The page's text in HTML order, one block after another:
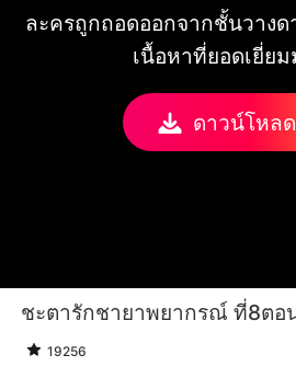
ละครถูกถอดออกจากชั้นวาง
เนื้อหาที่ยอดเยี่ย
ดาวน์โหล
ชะตารักชายาพยากรณ์ ที่8ตอ
19256